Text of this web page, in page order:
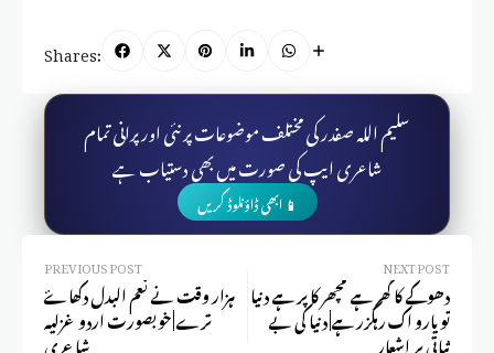
Shares:
سلیم اللہ صفدر کی مختلف موضوعات پر نئی اور پرانی تمام
شاعری ایپ کی صورت میں بھی دستیاب ہے
📱 ابھی ڈاؤنلوڈ کریں
PREVIOUS POST
ہزار وقت نے نعم البدل دکھاۓ
ترے | خوبصورت اردو غزلیہ
شاعری
NEXT POST
دھوکے کا گھر ہے مچھر کا پر ہے دنیا
تو یارو اک رہگزر ہے| دنیا کی بے
ثباتی پر اشعار